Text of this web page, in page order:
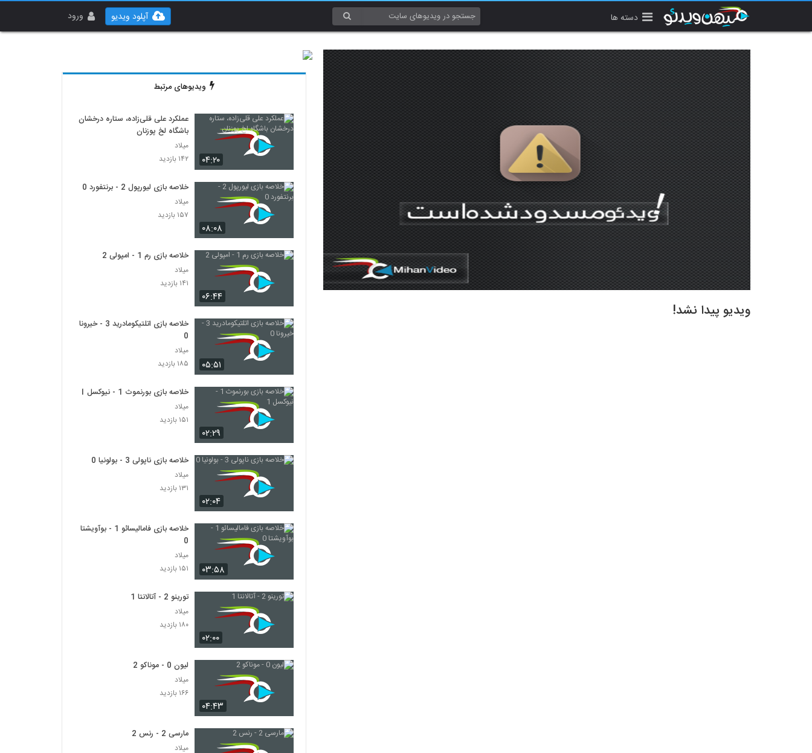
دسته ها ورود آپلود ویدیو
ویدیو پیدا نشد!
ویدیوهای مرتبط
۰۴:۲۰
عملکرد علی قلی‌زاده، ستاره درخشان
باشگاه لخ پوزنان
میلاد
۱۴۲ بازدید
۰۸:۰۸
خلاصه بازی لیورپول 2 - برنتفورد 0
میلاد
۱۵۷ بازدید
۰۶:۴۴
خلاصه بازی رم 1 - امپولی 2
میلاد
۱۴۱ بازدید
۰۵:۵۱
خلاصه بازی اتلتیکومادرید 3 - خیرونا
0
میلاد
۱۸۵ بازدید
۰۲:۲۹
خلاصه بازی بورنموث 1 - نیوکسل 1
میلاد
۱۵۱ بازدید
۰۲:۰۴
خلاصه بازی ناپولی 3 - بولونیا 0
میلاد
۱۳۱ بازدید
۰۳:۵۸
خلاصه بازی فامالیسائو 1 - بوآویشتا
0
میلاد
۱۵۱ بازدید
۰۲:۰۰
تورینو 2 - آتالانتا 1
میلاد
۱۸۰ بازدید
۰۴:۴۳
لیون 0 - موناکو 2
میلاد
۱۶۶ بازدید
مارسی 2 - رنس 2
میلاد